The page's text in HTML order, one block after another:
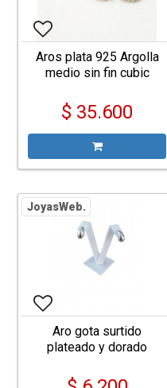
Aros plata 925 Argolla
medio sin fin cubic
$ 35.600
JoyasWeb.
Aro gota surtido
plateado y dorado